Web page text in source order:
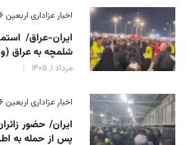
اخبار عزاداری اربعین ۲۰۲۶ - 20
ایران-عراق/
شلمچه به عراق
مرداد 1, 1405
اخبار عزاداری اربعین ۲۰۲۶ - 19
ایران/ حضور
پس از حمله به